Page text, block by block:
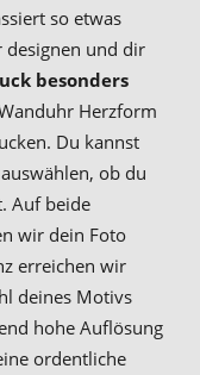
so etwas
designen und dir
besonders
Herzform
Du kannst
ob du
Auf beide
wir dein Foto
erreichen wir
deines Motivs
hohe Auflösung
ordentliche